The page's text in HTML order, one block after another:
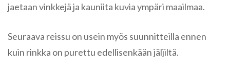
jaetaan vinkkejä ja kauniita kuvia ympäri maailmaa.
Seuraava reissu on usein myös suunnitteilla ennen
kuin rinkka on purettu edellisenkään jäljiltä.